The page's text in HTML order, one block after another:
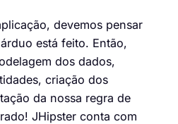
devemos pensar
está feito. Então,
dos dados,
criação dos
da nossa regra de
JHipster conta com